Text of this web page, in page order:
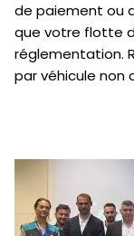
de paiement ou
que votre flotte
réglementation.
par véhicule non